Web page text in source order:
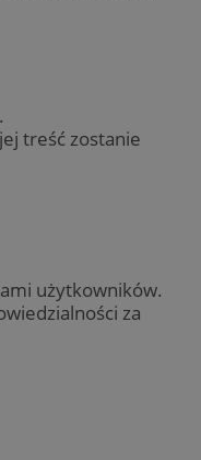
treść zostanie
użytkowników.
za